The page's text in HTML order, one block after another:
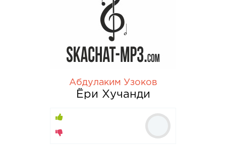
Абдулаким Узоков
Ёри Хучанди